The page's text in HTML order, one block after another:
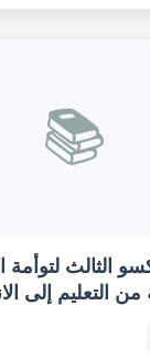
📚
الثالث لتوأمة
التعليم إلى